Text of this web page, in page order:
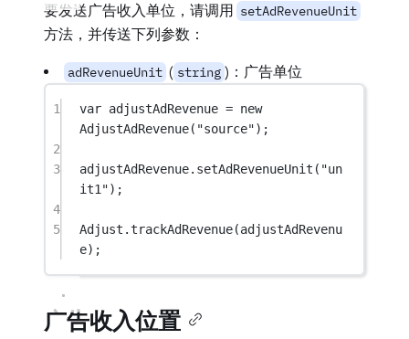
要发送广告收入单位，请调用 setAdRevenueUnit
方法，并传送下列参数：
adRevenueUnit ( string )：广告单位
1 var adjustAdRevenue = new
AdjustAdRevenue( "source");
2
3
adjustAdRevenue. setAdRevenueUnit ( "un
it1");
4
5
Adjust.trackAdRevenue(adjustAdRevenu
e);
广告收入位置